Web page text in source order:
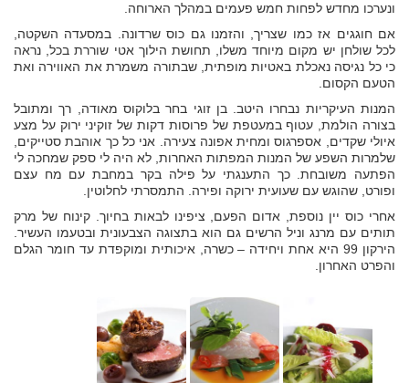
ונערכו מחדש לפחות חמש פעמים במהלך הארוחה.
אם חוגגים אז כמו שצריך, והזמנו גם כוס שרדונה. במסעדה השקטה,
לכל שולחן יש מקום מיוחד משלו, תחושת הילוך אטי שוררת בכל, נראה
כי כל נגיסה נאכלת באטיות מופתית, שבתורה משמרת את האווירה ואת
הטעם הקסום.
המנות העיקריות נבחרו היטב. בן זוגי בחר בלוקוס מאודה, רך ומתובל
בצורה הולמת, עטוף במעטפת של פרוסות דקות של זוקיני ירוק על מצע
איולי שקדים, אספרגוס ומחית אפונה צעירה. אני כל כך אוהבת סטייקים,
שלמרות השפע של המנות המפתות האחרות, לא היה לי ספק שמחכה לי
הפתעה משובחת. כך התענגתי על פילה בקר במחבת עם מח עצם
ופורט, שהוגש עם שעועית ירוקה ופירה. התמסרתי לחלוטין.
אחרי כוס יין נוספת, אדום הפעם, ציפינו לבאות בחיוך. קינוח של מרק
תותים עם מרנג וניל הרשים גם הוא בתצוגה הצבעונית ובטעמו העשיר.
הירקון 99 היא אחת ויחידה – כשרה, איכותית ומוקפדת עד חומר הגלם
והפרט האחרון.